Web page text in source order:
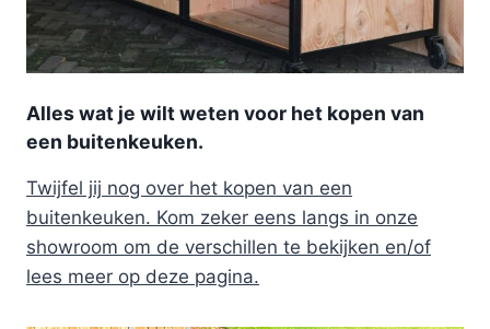
Alles wat je wilt weten voor het kopen van
een buitenkeuken.
Twijfel jij nog over het kopen van een
buitenkeuken. Kom zeker eens langs in onze
showroom om de verschillen te bekijken en/of
lees meer op deze pagina.